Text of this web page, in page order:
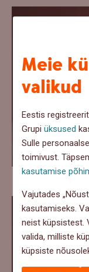
Meie
valikud
Eestis
Grupiüksused
Sulle
toimivust.
kasutamise
Vajutades
kasutamiseks.
neist küpsistest.
valida, milliste
küpsiste
Laadi alla